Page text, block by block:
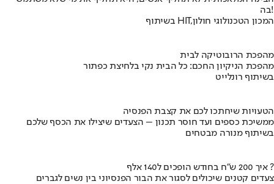
בה!
בשיתוף HIT,המכון הטכנולוגי חולון
מהפכת הרובוטיקה לבית
מהפכת הניקיון החכם: כל הבית נקי בלחיצת כפתור
בשיתוף רונלייט
הטעויות שיחתכו לכם את קצבת הפנסיה
ממשיכת כספים ועד חוסר תכנון – הצעדים שיצילו את הכסף שלכם
בשיתוף מנורה מבטחים
איך 200 ש"ח בחודש הופכים ל140 אלף ?
צעדים קטנים שיכולים לסגור את הבור הפנסיוני בין נשים לגברים